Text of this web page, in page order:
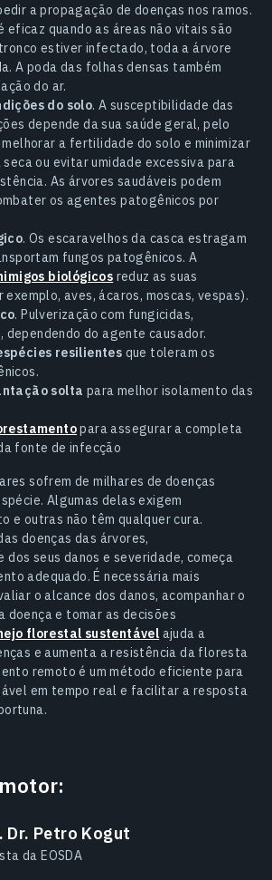
a propagação de doenças nos ramos.
eficaz quando as áreas não vitais são
estiver infectado, toda a árvore
A poda das folhas densas também
do ar.
do solo. A susceptibilidade das
depende da sua saúde geral, pelo
a fertilidade do solo e minimizar
ou evitar umidade excessiva para
As árvores saudáveis podem
os agentes patogênicos por
. Os escaravelhos da casca estragam
fungos patogênicos. A
biológicos reduz as suas
exemplo, aves, ácaros, moscas, vespas).
. Pulverização com fungicidas,
dependendo do agente causador.
resilientes que toleram os
solta para melhor isolamento das
para assegurar a completa
fonte de infecção
sofrem de milhares de doenças
Algumas delas exigem
e outras não têm qualquer cura.
doenças das árvores,
dos seus danos e severidade, começa
adequado. É necessária mais
o alcance dos danos, acompanhar o
doença e tomar as decisões
florestal sustentável ajuda a
e aumenta a resistência da floresta
remoto é um método eficiente para
em tempo real e facilitar a resposta
Dr. Petro Kogut
da EOSDA